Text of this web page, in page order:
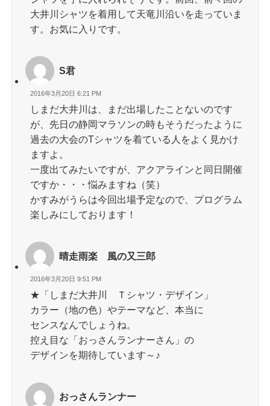
大井川シャツを着用して天竜川沿いを走っていま
す。お気に入りです。
S君
2016年3月20日 6:21 PM
しまだ大井川は、まだ出場したことないのです
が、先日の静岡マラソンの時もそうだったように
過去の大会のTシャツを着ている人をよく見かけ
ますよ。
一度出てみたいですが、アクアラインと同日開催
ですか・・・悩みますね（笑）
かすみがうらは今回出場予定なので、プログラム
楽しみにしております！
晴走雨楽 風の又三郎
2016年3月20日 9:51 PM
★「しまだ大井川 Ｔシャツ・デザイン」
カラー（地の色）やテーマなど、本当に
センスなんでしょうね。
控え目な「おっさんランナーさん」の
デザインを期待しています～♪
おっさんランナー